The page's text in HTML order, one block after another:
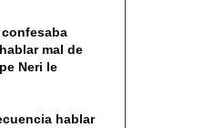
mal de
Neri le
hablar